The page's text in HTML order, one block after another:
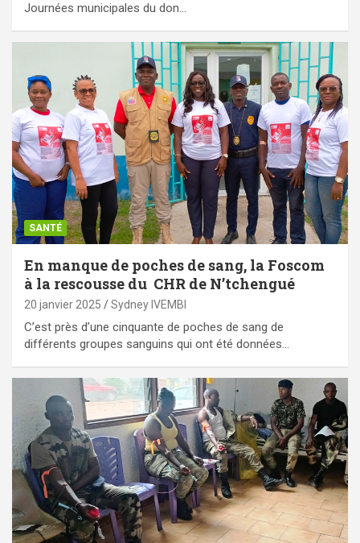
Journées municipales du don…
SANTÉ
En manque de poches de sang, la Foscom
à la rescousse du CHR de N’tchengué
20 janvier 2025 Sydney IVEMBI
C’est près d’une cinquante de poches de sang de
différents groupes sanguins qui ont été données…